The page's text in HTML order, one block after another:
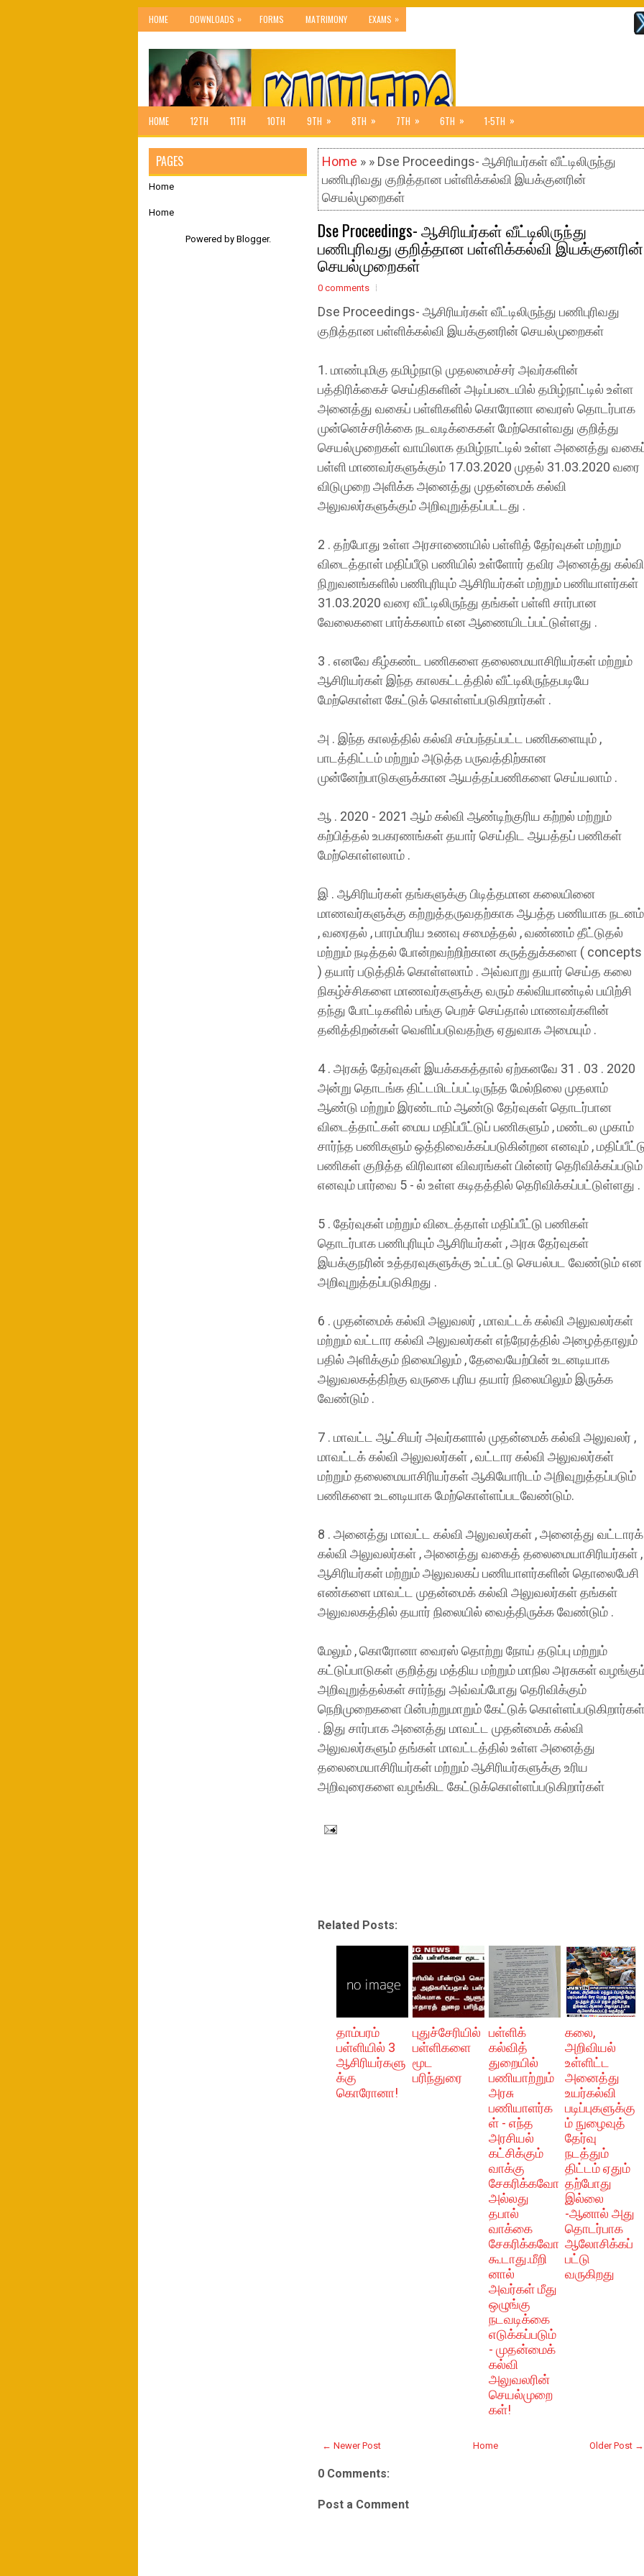
HOME DOWNLOADS » FORMS MATRIMONY EXAMS »
HOME 12TH 11TH 10TH 9TH » 8TH » 7TH » 6TH » 1-5TH »
Home » » Dse Proceedings- ஆசிரியர்கள் வீட்டிலிருந்து
பணிபுரிவது குறித்தான பள்ளிக்கல்வி இயக்குனரின்
செயல்முறைகள்
Dse Proceedings- ஆசிரியர்கள் வீட்டிலிருந்து
பணிபுரிவது குறித்தான பள்ளிக்கல்வி இயக்குனரின்
செயல்முறைகள்
0 comments
Dse Proceedings- ஆசிரியர்கள் வீட்டிலிருந்து பணிபுரிவது
குறித்தான பள்ளிக்கல்வி இயக்குனரின் செயல்முறைகள்
1. மாண்புமிகு தமிழ்நாடு முதலமைச்சர் அவர்களின்
பத்திரிக்கைச் செய்திகளின் அடிப்படையில் தமிழ்நாட்டில் உள்ள
அனைத்து வகைப் பள்ளிகளில் கொரோனா வைரஸ் தொடர்பாக
முன்னெச்சரிக்கை நடவடிக்கைகள் மேற்கொள்வது குறித்து
செயல்முறைகள் வாயிலாக தமிழ்நாட்டில் உள்ள அனைத்து
பள்ளி மாணவர்களுக்கும் 17.03.2020 முதல் 31.03.2020 வரை
விடுமுறை அளிக்க அனைத்து முதன்மைக் கல்வி
அலுவலர்களுக்கும் அறிவுறுத்தப்பட்டது .
2 . தற்போது உள்ள அரசாணையில் பள்ளித் தேர்வுகள் மற்றும்
விடைத்தாள் மதிப்பீடு பணியில் உள்ளோர் தவிர அனைத்து கல்வி
நிறுவனங்களில் பணிபுரியும் ஆசிரியர்கள் மற்றும் பணியாளர்கள்
31.03.2020 வரை வீட்டிலிருந்து தங்கள் பள்ளி சார்பான
வேலைகளை பார்க்கலாம் என ஆணையிடப்பட்டுள்ளது .
3 . எனவே கீழ்கண்ட பணிகளை தலைமையாசிரியர்கள் மற்றும்
ஆசிரியர்கள் இந்த காலகட்டத்தில் வீட்டிலிருந்தபடியே
மேற்கொள்ள கேட்டுக் கொள்ளப்படுகிறார்கள் .
அ . இந்த காலத்தில் கல்வி சம்பந்தப்பட்ட பணிகளையும் ,
பாடத்திட்டம் மற்றும் அடுத்த பருவத்திற்கான
முன்னேற்பாடுகளுக்கான ஆயத்தப்பணிகளை செய்யலாம் .
ஆ . 2020 - 2021 ஆம் கல்வி ஆண்டிற்குரிய கற்றல் மற்றும்
கற்பித்தல் உபகரணங்கள் தயார் செய்திட ஆயத்தப் பணிகள்
மேற்கொள்ளலாம் .
இ . ஆசிரியர்கள் தங்களுக்கு பிடித்தமான கலையினை
மாணவர்களுக்கு கற்றுத்தருவதற்காக ஆபத்த பணியாக நடனம்
, வரைதல் , பாரம்பரிய உணவு சமைத்தல் , வண்ணம் தீட்டுதல்
மற்றும் நடித்தல் போன்றவற்றிற்கான கருத்துக்களை ( concepts
) தயார் படுத்திக் கொள்ளலாம் . அவ்வாறு தயார் செய்த கலை
நிகழ்ச்சிகளை மாணவர்களுக்கு வரும் கல்வியாண்டில் பயிற்சி
தந்து போட்டிகளில் பங்கு பெறச் செய்தால் மாணவர்களின்
தனித்திறன்கள் வெளிப்படுவதற்கு ஏதுவாக அமையும் .
4 . அரசுத் தேர்வுகள் இயக்ககத்தால் ஏற்கனவே 31 . 03 . 2020
அன்று தொடங்க திட்டமிடப்பட்டிருந்த மேல்நிலை முதலாம்
ஆண்டு மற்றும் இரண்டாம் ஆண்டு தேர்வுகள் தொடர்பான
விடைத்தாட்கள் மைய மதிப்பீட்டுப் பணிகளும் , மண்டல முகாம்
சார்ந்த பணிகளும் ஒத்திவைக்கப்படுகின்றன எனவும் ,
பணிகள் குறித்த விரிவான விவரங்கள் பின்னர் தெரிவிக்கப்படும்
எனவும் பார்வை 5 - ல் உள்ள கடிதத்தில் தெரிவிக்கப்பட்டுள்ளது .
5 . தேர்வுகள் மற்றும் விடைத்தாள் மதிப்பீட்டு பணிகள்
தொடர்பாக பணிபுரியும் ஆசிரியர்கள் , அரசு தேர்வுகள்
இயக்குநரின் உத்தரவுகளுக்கு உட்பட்டு செயல்பட வேண்டும் என
அறிவுறுத்தப்படுகிறது .
6 . முதன்மைக் கல்வி அலுவலர் , மாவட்டக் கல்வி அலுவலர்கள்
மற்றும் வட்டார கல்வி அலுவலர்கள் எந்நேரத்தில் அழைத்தாலும்
பதில் அளிக்கும் நிலையிலும் , தேவையேற்பின் உடனடியாக
அலுவலகத்திற்கு வருகை புரிய தயார் நிலையிலும் இருக்க
வேண்டும் .
7 . மாவட்ட ஆட்சியர் அவர்களால் முதன்மைக் கல்வி அலுவலர் ,
மாவட்டக் கல்வி அலுவலர்கள் , வட்டார கல்வி அலுவலர்கள்
மற்றும் தலைமையாசிரியர்கள் ஆகியோரிடம் அறிவுறுத்தப்படும்
பணிகளை உடனடியாக மேற்கொள்ளப்படவேண்டும்.
8 . அனைத்து மாவட்ட கல்வி அலுவலர்கள் , அனைத்து வட்டாரக்
கல்வி அலுவலர்கள் , அனைத்து வகைத் தலைமையாசிரியர்கள் ,
ஆசிரியர்கள் மற்றும் அலுவலகப் பணியாளர்களின் தொலைபேசி
எண்களை மாவட்ட முதன்மைக் கல்வி அலுவலர்கள் தங்கள்
அலுவலகத்தில் தயார் நிலையில் வைத்திருக்க வேண்டும் .
மேலும் , கொரோனா வைரஸ் தொற்று நோய் தடுப்பு மற்றும்
கட்டுப்பாடுகள் குறித்து மத்திய மற்றும் மாநில அரசுகள்
அறிவுறுத்தல்கள் சார்ந்து அவ்வப்போது தெரிவிக்கும்
நெறிமுறைகளை பின்பற்றுமாறும் கேட்டுக் கொள்ளப்படுகிறார்கள்
. இது சார்பாக அனைத்து மாவட்ட முதன்மைக் கல்வி
அலுவலர்களும் தங்கள் மாவட்டத்தில் உள்ள அனைத்து
தலைமையாசிரியர்கள் மற்றும் ஆசிரியர்களுக்கு உரிய
அறிவுரைகளை வழங்கிட கேட்டுக்கொள்ளப்படுகிறார்கள்
Related Posts:
தாம்பரம்
பள்ளியில் 3
ஆசிரியர்களு
க்கு
கொரோனா!
புதுச்சேரியில்
பள்ளிகளை
மூட
பரிந்துரை
பள்ளிக்
கல்வித்
துறையில்
பணியாற்றும்
அரசு
பணியாளர்க
ள் - எந்த
அரசியல்
கட்சிக்கும்
வாக்கு
சேகரிக்கவோ
அல்லது
தபால்
வாக்கை
சேகரிக்கவோ
கூடாது.மீறி
னால்
அவர்கள் மீது
ஒழுங்கு
நடவடிக்கை
எடுக்கப்படும்
- முதன்மைக்
கல்வி
அலுவலரின்
செயல்முறை
கள்!
கலை,
அறிவியல்
உள்ளிட்ட
அனைத்து
உயர்கல்வி
படிப்புகளுக்கு
ம் நுழைவுத்
தேர்வு
நடத்தும்
திட்டம் ஏதும்
தற்போது
இல்லை
-ஆனால் அது
தொடர்பாக
ஆலோசிக்கப்
பட்டு
வருகிறது
← Newer Post Older Post →
Home
0 Comments:
Post a Comment
PAGES
Home
Home
Powered by Blogger.